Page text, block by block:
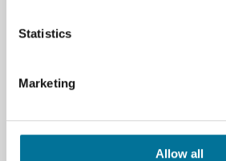
Statistics
Marketing
Allow all
Downloads
handleiding.pdf